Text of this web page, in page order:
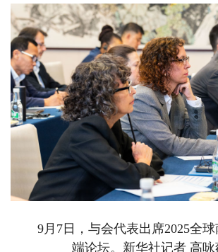
9月7日，与会代表出席2025全
端论坛。新华社记者 高